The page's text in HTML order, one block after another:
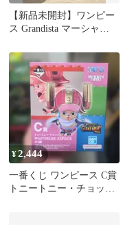
【新品未開封】ワンピー
ス Grandista マーシャ
¥2,444
一番くじ ワンピース C賞
トニートニー・チョッパ